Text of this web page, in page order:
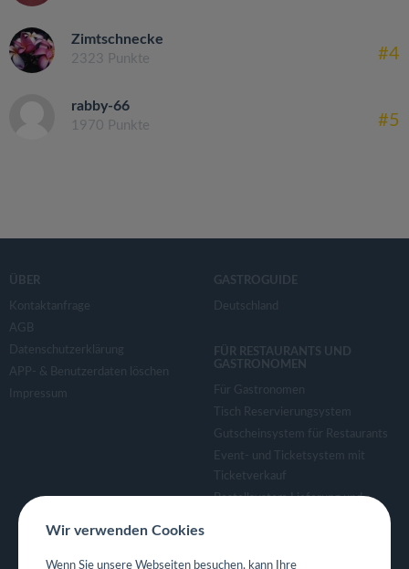
Zimtschnecke
2323 Punkte #4
rabby-66
1970 Punkte #5
ÜBER
Kontaktanfrage
AGB
Datenschutzerklärung
APP- & Benutzerdaten löschen
Impressum
GASTROGUIDE
Deutschland
FÜR RESTAURANTS UND
GASTRONOMEN
Für Gastronomen
Tisch Reservierungsystem
Gutscheinsystem für Restaurants
Event- und Ticketsystem mit
Ticketverkauf
Bestellsystem Lieferung und
Eigene App für Restaurant
Wir verwenden Cookies
Wenn Sie unsere Webseiten besuchen, kann Ihre